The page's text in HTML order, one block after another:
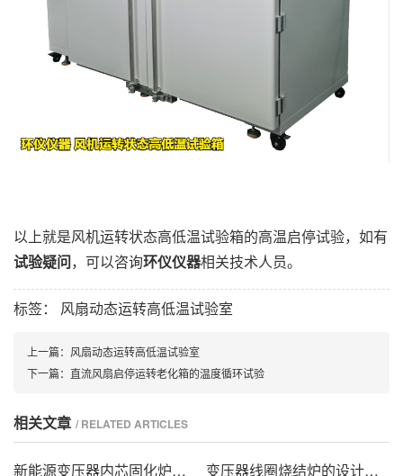
以上就是风机运转状态高低温试验箱的高温启停试验，如有
试验疑问，可以咨询环仪仪器相关技术人员。
标签： 风扇动态运转高低温试验室
上一篇： 风扇动态运转高低温试验室
下一篇： 直流风扇启停运转老化箱的温度循环试验
相关文章 / RELATED ARTICLES
新能源变压器内芯固化炉的技术方案 变压器线圈烧结炉的设计方法